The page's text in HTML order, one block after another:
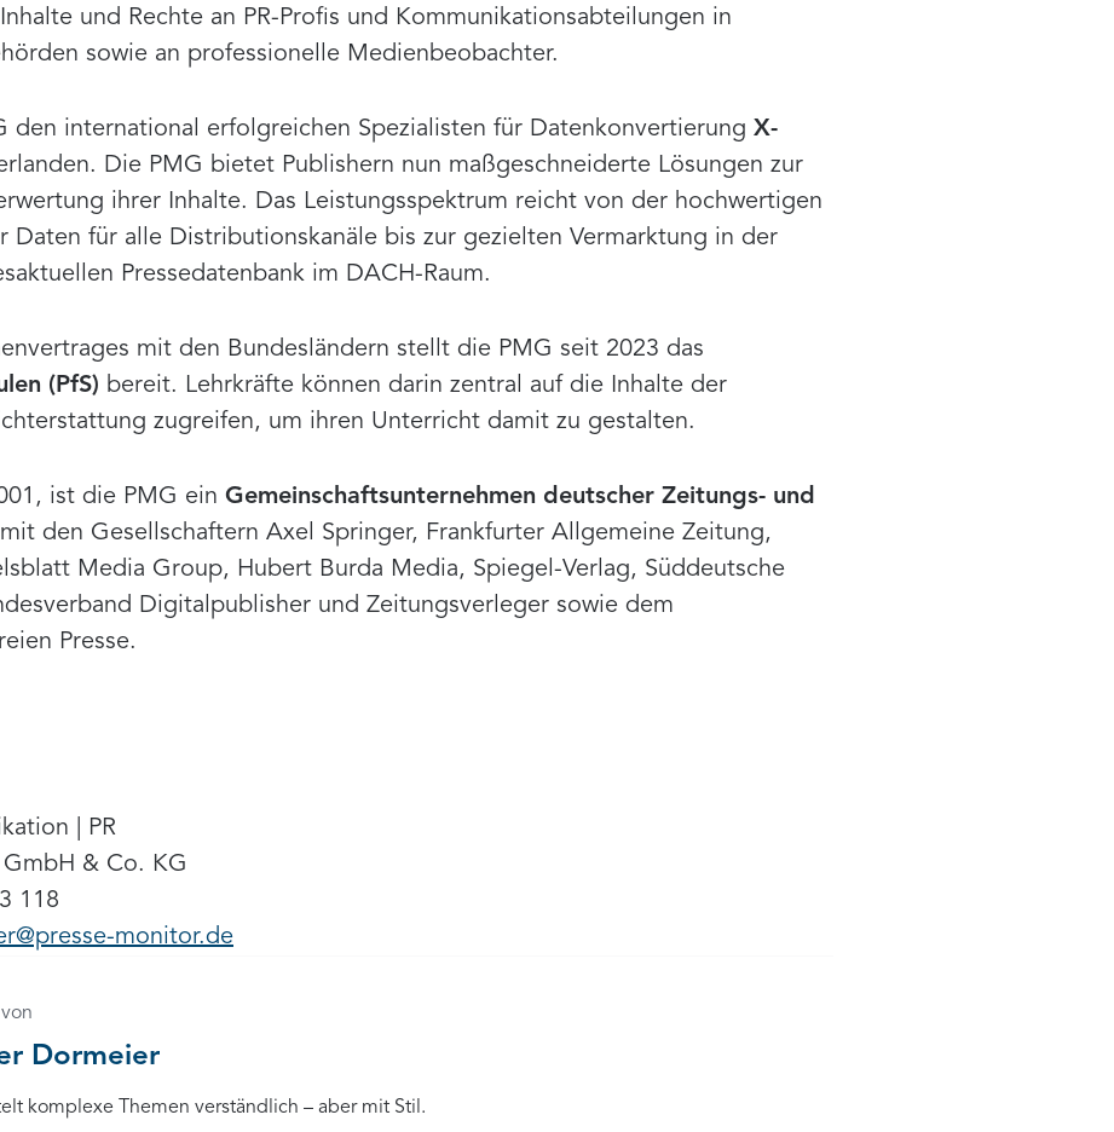
und Rechte an PR-Profis und Kommunikationsabteilungen in
sowie an professionelle Medienbeobachter.
den international erfolgreichen Spezialisten für Datenkonvertierung X-
Die PMG bietet Publishern nun maßgeschneiderte Lösungen zur
ihrer Inhalte. Das Leistungsspektrum reicht von der hochwertigen
Daten für alle Distributionskanäle bis zur gezielten Vermarktung in der
Pressedatenbank im DACH-Raum.
mit den Bundesländern stellt die PMG seit 2023 das
(PfS) bereit. Lehrkräfte können darin zentral auf die Inhalte der
zugreifen, um ihren Unterricht damit zu gestalten.
ist die PMG ein Gemeinschaftsunternehmen deutscher Zeitungs- und
mit den Gesellschaftern Axel Springer, Frankfurter Allgemeine Zeitung,
Media Group, Hubert Burda Media, Spiegel-Verlag, Süddeutsche
Digitalpublisher und Zeitungsverleger sowie dem
Presse.
| PR
& Co. KG
118
monitor.de
Dormeier
komplexe Themen verständlich – aber mit Stil.